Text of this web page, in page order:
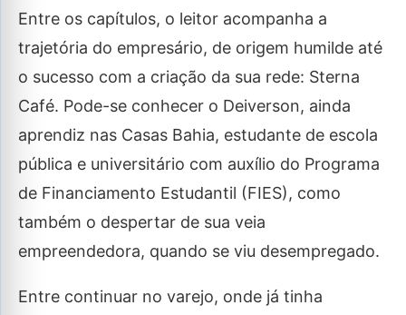
Entre os capítulos, o leitor acompanha a
trajetória do empresário, de origem humilde até
o sucesso com a criação da sua rede: Sterna
Café. Pode-se conhecer o Deiverson, ainda
aprendiz nas Casas Bahia, estudante de escola
pública e universitário com auxílio do Programa
de Financiamento Estudantil (FIES), como
também o despertar de sua veia
empreendedora, quando se viu desempregado.
Entre continuar no varejo, onde já tinha